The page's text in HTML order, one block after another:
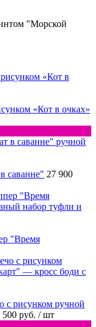
"Морской
«Кот в очках»
саванне" 27 900
"Время
с рисунком ручной
500 руб. / шт